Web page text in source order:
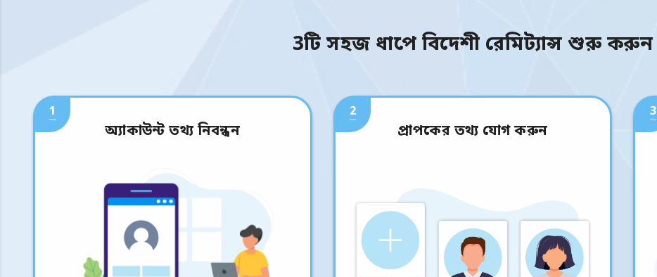
3টি সহজ ধাপে বিদেশী রেমিট্যান্স শুরু করুন
1
অ্যাকাউন্ট তথ্য নিবন্ধন
2
প্রাপকের তথ্য যোগ করুন
3